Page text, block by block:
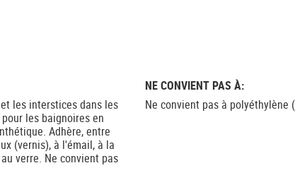
les interstices dans les
les baignoires en
Adhère, entre
(vernis), à l'émail, à la
verre. Ne convient pas
NE CONVIENT PAS À:
Ne convient pas à polyéthylène